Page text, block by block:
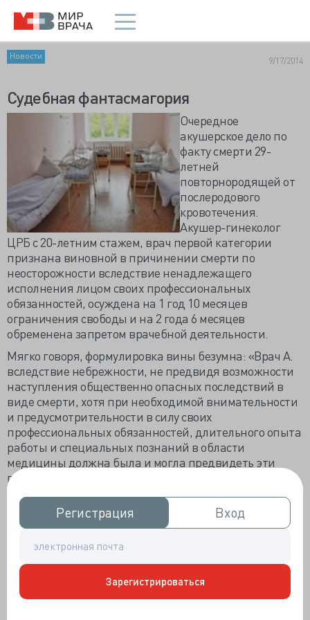
Регистрация
Регистрация Вход
Вход
Зарегистрироваться
Новости 9/17/2014
Судебная фантасмагория
Очередное
акушерское дело по
факту смерти 29-
летней
повторнородящей от
послеродового
кровотечения.
Акушер-гинеколог
ЦРБ с 20-летним стажем, врач первой категории
признана виновной в причинении смерти по
неосторожности вследствие ненадлежащего
исполнения лицом своих профессиональных
обязанностей, осуждена на 1 год 10 месяцев
ограничения свободы и на 2 года 6 месяцев
обременена запретом врачебной деятельности.
Мягко говоря, формулировка вины безумна: «Врач А.
вследствие небрежности, не предвидя возможности
наступления общественно опасных последствий в
виде смерти, хотя при необходимой внимательности
и предусмотрительности в силу своих
профессиональных обязанностей, длительного опыта
работы и специальных познаний в области
медицины должна была и могла предвидеть эти
последствия, не поставила роженицу на мониторинг
и не перевела в ЛПУ III уровня (Республиканский
перинатальный центр), надлежащим образом не
провела лечебно-диагностические мероприятия в
Доктор не предвидела последствий? Разве? Мать
покойной рассказала: «Олесе врачи поставили
диагноз «гипотериоз», поэтому изначально было